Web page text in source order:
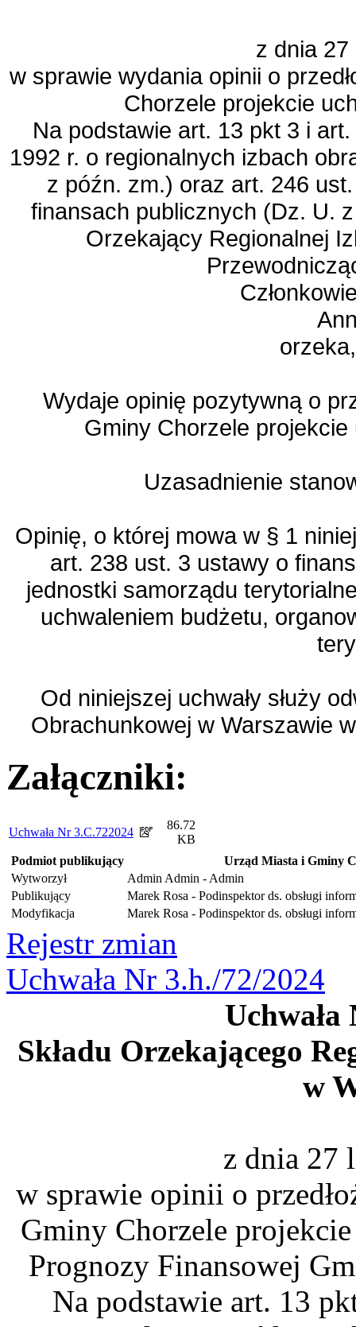
z dnia 27
w sprawie wydania opinii o
Chorzele projekcie
Na podstawie art. 13 pkt 3 i
1992 r. o regionalnych izbach
z późn. zm.) oraz art. 246
finansach publicznych (Dz. U.
Orzekający Regionalnej
Wydaje opinię pozytywną o
Gminy Chorzele projekcie
Uzasadnienie
Opinię, o której mowa w § 1
art. 238 ust. 3 ustawy o
jednostki samorządu
uchwaleniem budżetu,
Od niniejszej uchwały służy
Obrachunkowej w Warszawie
Załączniki:
Uchwała Nr 3.C.722024
86.72
KB
Podmiot publikujący
Urząd Miasta i Gminy
Wytworzył
Admin Admin - Admin
Publikujący
Marek Rosa - Podinspektor ds. obsługi
Modyfikacja
Marek Rosa - Podinspektor ds. obsługi
Rejestr zmian
Uchwała Nr 3.h./72/2024
Uchwała
Składu Orzekającego
w
z dnia 27
w sprawie opinii o
Gminy Chorzele
Prognozy Finansowej
Na podstawie art. 13